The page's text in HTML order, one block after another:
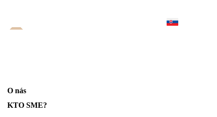
O nás
KTO SME?